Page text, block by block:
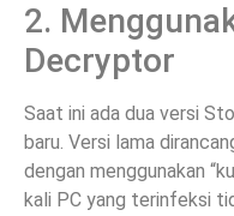
2.
Decryptor
Saat ini ada dua versi
baru. Versi lama
dengan menggunakan
kali PC yang terinfeksi